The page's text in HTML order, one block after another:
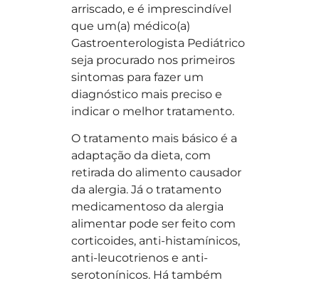
arriscado, e é imprescindível
que um(a) médico(a)
Gastroenterologista Pediátrico
seja procurado nos primeiros
sintomas para fazer um
diagnóstico mais preciso e
indicar o melhor tratamento.
O tratamento mais básico é a
adaptação da dieta, com
retirada do alimento causador
da alergia. Já o tratamento
medicamentoso da alergia
alimentar pode ser feito com
corticoides, anti-histamínicos,
anti-leucotrienos e anti-
serotonínicos. Há também